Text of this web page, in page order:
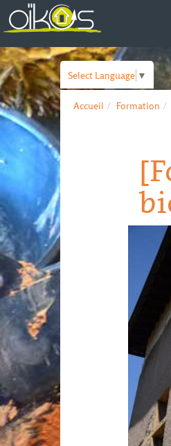
Select Language ▼
Accueil Formation